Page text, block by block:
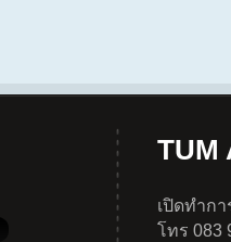
TUM
เปิดทำก
โทร 083